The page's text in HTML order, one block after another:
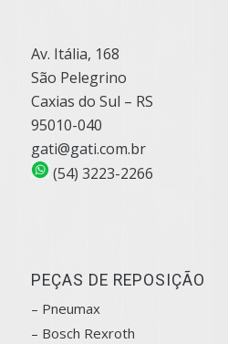
Av. Itália, 168
São Pelegrino
Caxias do Sul – RS
95010-040
gati@gati.com.br
(54) 3223-2266
PEÇAS DE REPOSIÇÃO
– Pneumax
– Bosch Rexroth